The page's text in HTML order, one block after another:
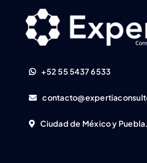
+52 55 5437 6533
Ciudad de México y Puebla.